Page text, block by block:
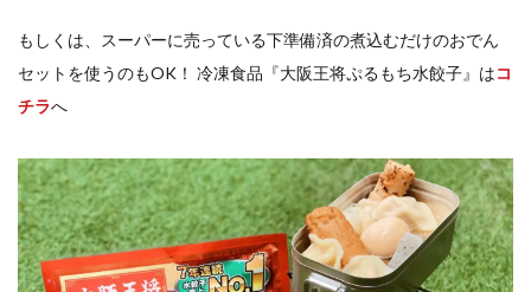
もしくは、スーパーに売っている下準備済の煮込むだけのおでん
セットを使うのもOK！ 冷凍食品『大阪王将ぷるもち水餃子』はコ
チラへ